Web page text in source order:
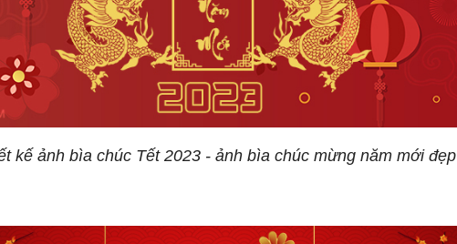
kế ảnh bìa chúc Tết 2023 - ảnh bìa chúc mừng năm mới đẹp